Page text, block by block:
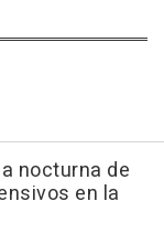
nocturna de
en la